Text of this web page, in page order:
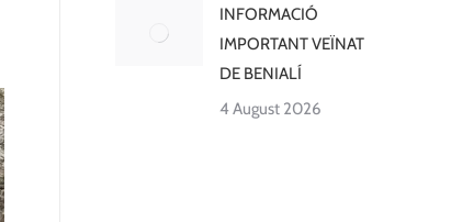
INFORMACIÓ
IMPORTANT VEÏNAT
DE BENIALÍ
4 August 2026